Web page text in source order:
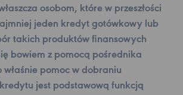
osobom, które w przeszłości
jeden kredyt gotówkowy lub
takich produktów finansowych
bowiem z pomocą pośrednika
właśnie pomoc w dobraniu
jest podstawową funkcją